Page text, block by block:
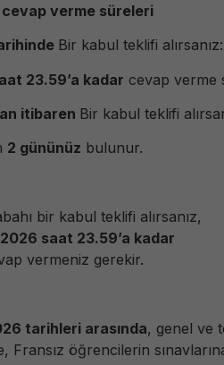
verme süreleri
Bir kabul teklifi alırsanız:
23.59’a kadar cevap verme
itibaren Bir kabul teklifi
2 gününüz bulunur.
bir kabul teklifi alırsanız,
saat 23.59’a kadar
vermeniz gerekir.
tarihleri arasında, genel ve
Fransız öğrencilerin